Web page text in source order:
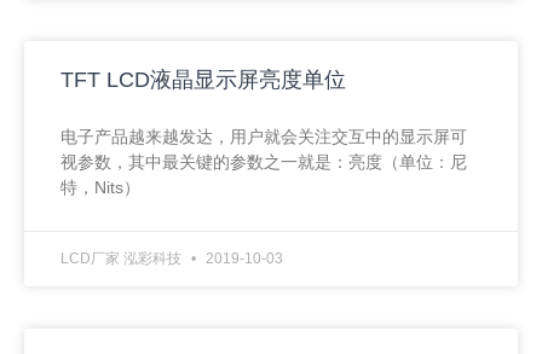
TFT LCD液晶显示屏亮度单位
电子产品越来越发达，用户就会关注交互中的显示屏可
视参数，其中最关键的参数之一就是：亮度（单位：尼
特，Nits）
LCD厂家 泓彩科技 2019-10-03